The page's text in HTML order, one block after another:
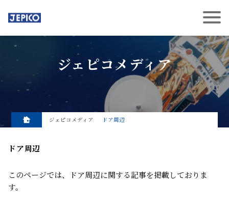
ジェピコメディア
ジェピコメディア ドア周辺
ドア周辺
このページでは、ドア周辺に関する記事を掲載しておりま
す。